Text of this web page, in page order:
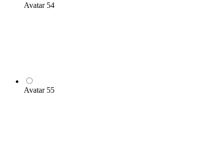
Avatar 54
Avatar 55